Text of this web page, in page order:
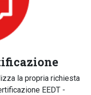
la propria richiesta
EEDT -